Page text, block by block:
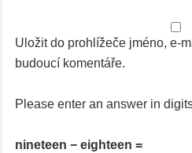
Uložit do prohlížeče jméno, e-
budoucí komentáře.
Please enter an answer in
nineteen − eighteen =